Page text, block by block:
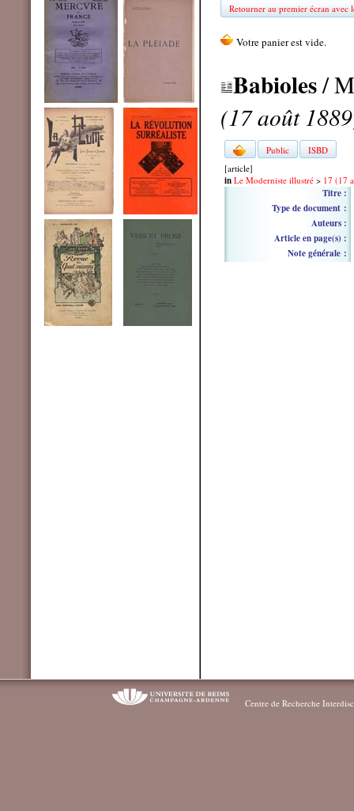
Retourner au premier écran avec
Babioles/
(17 août
Public
ISBD
[article]
in Le Moderniste illustré > 17 (17
Titre :
Type de document :
Auteurs :
Article en page(s) :
Note générale :
Centre de Recherche